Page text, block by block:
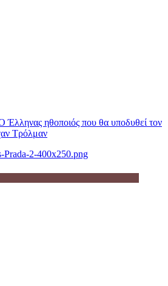
Έλληνας ηθοποιός που θα υποδυθεί τον
Τρόλμαν